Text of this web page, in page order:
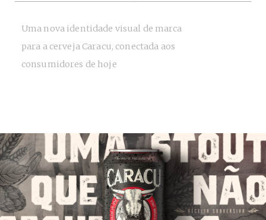
Uma nova identidade visual de marca
para a cerveja Caracu, conectada aos
consumidores de hoje